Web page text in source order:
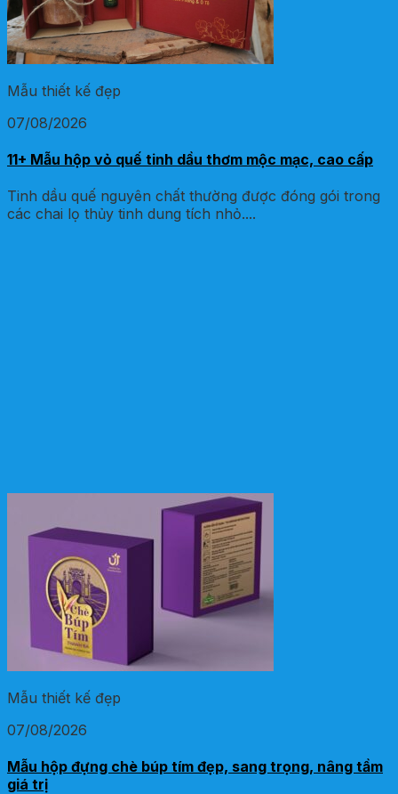
Mẫu thiết kế đẹp
07/08/2026
11+ Mẫu hộp vỏ quế tinh dầu thơm mộc mạc, cao cấp
Tinh dầu quế nguyên chất thường được đóng gói trong
các chai lọ thủy tinh dung tích nhỏ....
Mẫu thiết kế đẹp
07/08/2026
Mẫu hộp đựng chè búp tím đẹp, sang trọng, nâng tầm
giá trị